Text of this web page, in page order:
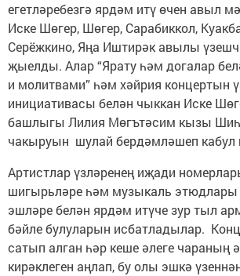
егетләребезгә ярдәм итү өчен авыл
Иске Шөгер, Шөгер, Сарабиккол,
Серёжкино, Яңа Иштирәк авылы
җыелды. Алар “Ярату һәм догалар
и молитвами” һәм хәйрия концертын
инициативасы белән чыккан Иске
башлыгы Лилия Мөгътәсим кызы
чакыруын шулай бердәмләшеп кабул
Артистлар үзләренең иҗади
шигырьләре һәм музыкаль этюдлары
эшләре белән ярдәм итүче зур тыл
бәйле булуларын исбатладылар.
сатып алган һәр кеше әлеге чараның
кирәклеген аңлап, бу олы эшкә